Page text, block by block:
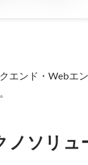
エンド・Webエ
ノソリ